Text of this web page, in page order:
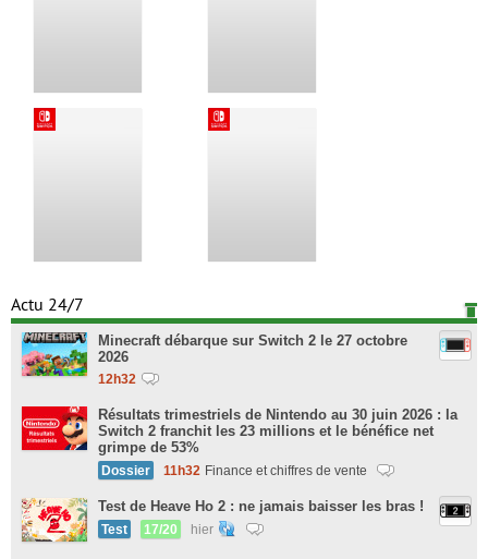
Actu 24/7
Minecraft débarque sur Switch 2 le 27 octobre
2026
12h32
Résultats trimestriels de Nintendo au 30 juin 2026 : la
Switch 2 franchit les 23 millions et le bénéfice net
grimpe de 53%
Dossier 11h32 Finance et chiffres de vente
Test de Heave Ho 2 : ne jamais baisser les bras !
Test 17/20 hier